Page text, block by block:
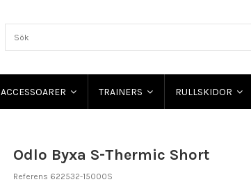
ACCESSOARER TRAINERS RULLSKIDOR
Odlo Byxa S-Thermic Short
Referens 622532-15000S